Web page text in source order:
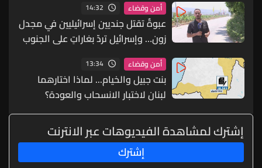
أمن وقضاء 14:32
عبوةٌ تقتل جنديين إسرائيليين في مجدل
زون… وإسرائيل تردّ بغاراتٍ على الجنوب
أمن وقضاء 13:34
بنت جبيل والخيام... لماذا اختارهما
لبنان لاختبار الانسحاب والعودة؟
إشترك لمشاهدة الفيديوهات عبر الانترنت
إشترك